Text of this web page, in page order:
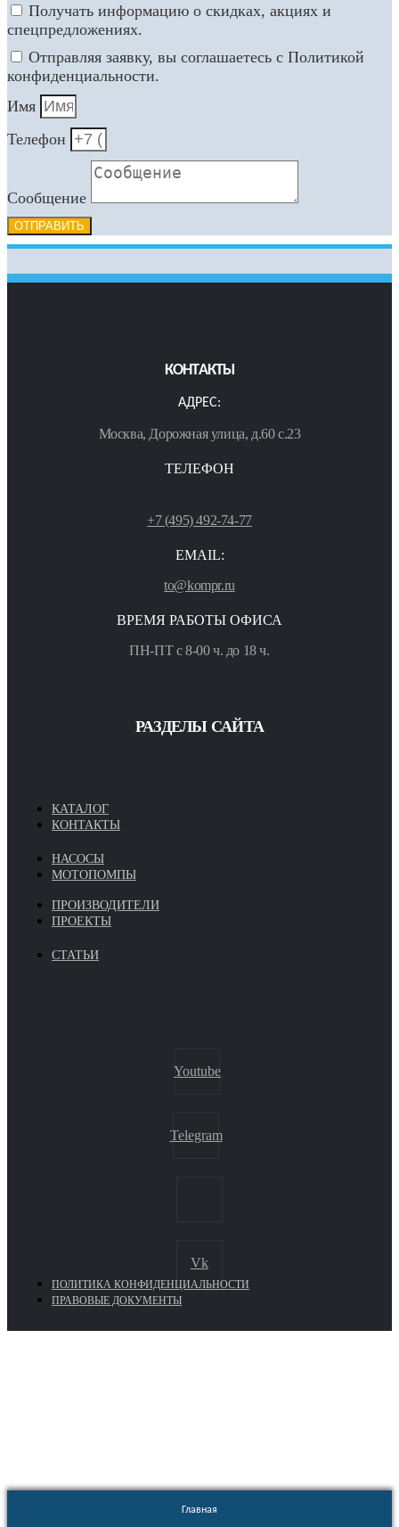
Получать информацию о скидках, акциях и
спецпредложениях.
Отправляя заявку, вы соглашаетесь с Политикой
конфиденциальности.
Имя
Телефон
Сообщение
ОТПРАВИТЬ
КОНТАКТЫ
АДРЕС:
Москва, Дорожная улица, д.60 с.23
ТЕЛЕФОН
+7 (495) 492-74-77
EMAIL:
to@kompr.ru
ВРЕМЯ РАБОТЫ ОФИСА
ПН-ПТ с 8-00 ч. до 18 ч.
РАЗДЕЛЫ САЙТА
КАТАЛОГ
КОНТАКТЫ
НАСОСЫ
МОТОПОМПЫ
ПРОИЗВОДИТЕЛИ
ПРОЕКТЫ
СТАТЬИ
Youtube
Telegram
Vk
ПОЛИТИКА КОНФИДЕНЦИАЛЬНОСТИ
ПРАВОВЫЕ ДОКУМЕНТЫ
Главная